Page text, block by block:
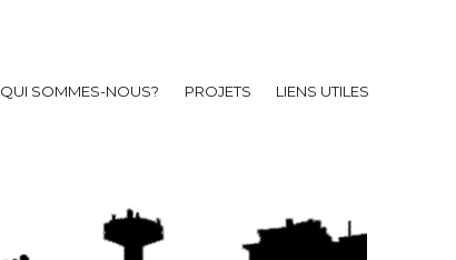
QUI SOMMES-NOUS? PROJETS LIENS UTILES